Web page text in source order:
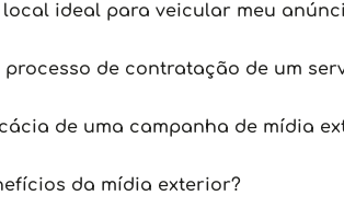
local ideal para veicular meu
processo de contratação de um
de uma campanha de mídia
da mídia exterior?